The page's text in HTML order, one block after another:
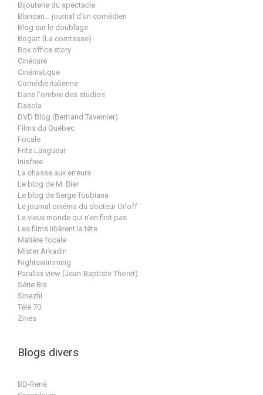
Bijouterie du spectacle
Blancan… journal d'un comédien
Blog sur le doublage
Bogart (La comtesse)
Box office story
Cinécure
Cinématique
Comédie italienne
Dans l'ombre des studios
Dasola
DVD Blog (Bertrand Tavernier)
Films du Québec
Focale
Fritz Langueur
Inisfree
La chasse aux erreurs
Le blog de M. Bier
Le blog de Serge Toubiana
Le journal cinéma du docteur Orloff
Le vieux monde qui n'en finit pas
Les films libèrent la tête
Matière focale
Mister Arkadin
Nightswimming
Parallax view (Jean-Baptiste Thoret)
Série Bis
Sinezfil
Télé 70
Zines
Blogs divers
BD-René